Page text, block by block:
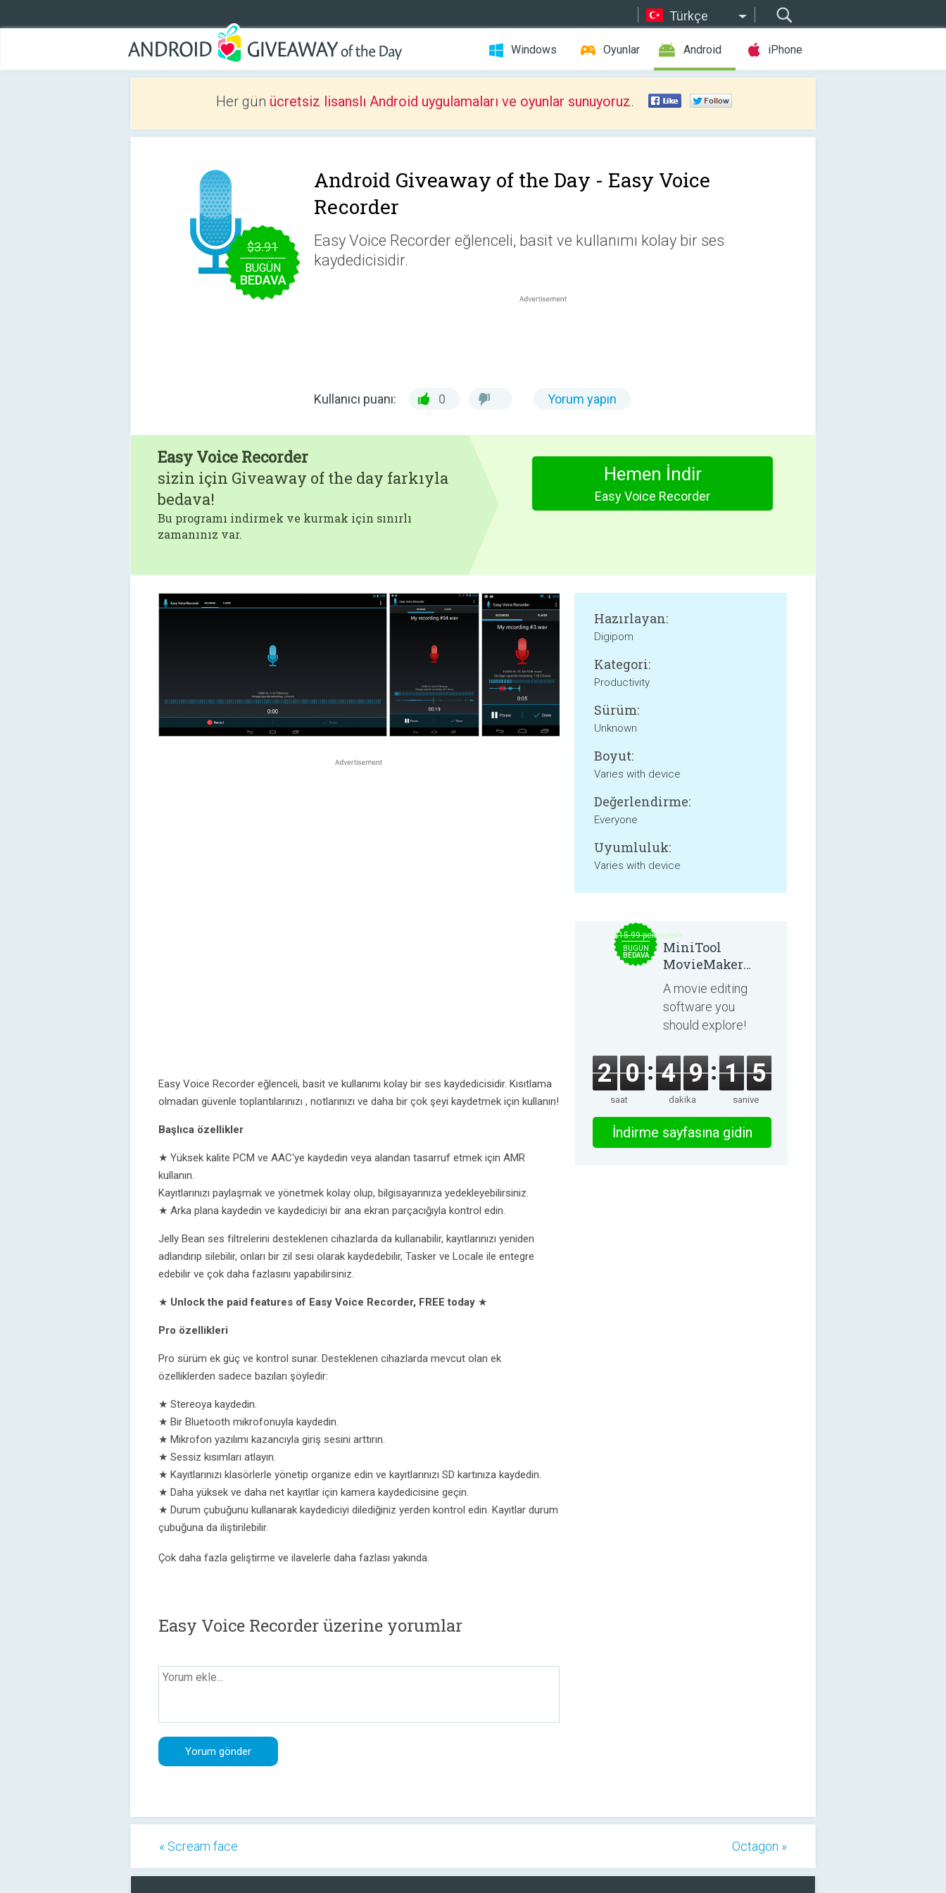
Türkçe
Windows Oyunlar Android iPhone
Her gün ücretsiz lisanslı Android uygulamaları ve oyunlar sunuyoruz.
$3.91
BUGÜN
BEDAVA
Android Giveaway of the Day - Easy Voice
Recorder
Easy Voice Recorder eğlenceli, basit ve kullanımı kolay bir ses
kaydedicisidir.
Kullanıcı puanı: 0 Yorum yapın
Easy Voice Recorder
sizin için Giveaway of the day farkıyla
bedava!
Bu programı indirmek ve kurmak için sınırlı
zamanınız var.
Hemen İndir
Easy Voice Recorder
Easy Voice Recorder eğlenceli, basit ve kullanımı kolay bir ses kaydedicisidir. Kısıtlama
olmadan güvenle toplantılarınızı , notlarınızı ve daha bir çok şeyi kaydetmek için kullanın!
Başlıca özellikler
★ Yüksek kalite PCM ve AAC'ye kaydedin veya alandan tasarruf etmek için AMR
kullanın.
Kayıtlarınızı paylaşmak ve yönetmek kolay olup, bilgisayarınıza yedekleyebilirsiniz.
★ Arka plana kaydedin ve kaydediciyi bir ana ekran parçacığıyla kontrol edin.
Jelly Bean ses filtrelerini desteklenen cihazlarda da kullanabilir, kayıtlarınızı yeniden
adlandırıp silebilir, onları bir zil sesi olarak kaydedebilir, Tasker ve Locale ile entegre
edebilir ve çok daha fazlasını yapabilirsiniz.
★ Unlock the paid features of Easy Voice Recorder, FREE today ★
Pro özellikleri
Pro sürüm ek güç ve kontrol sunar. Desteklenen cihazlarda mevcut olan ek
özelliklerden sadece bazıları şöyledir:
★ Stereoya kaydedin.
★ Bir Bluetooth mikrofonuyla kaydedin.
★ Mikrofon yazılımı kazancıyla giriş sesini arttırın.
★ Sessiz kısımları atlayın.
★ Kayıtlarınızı klasörlerle yönetip organize edin ve kayıtlarınızı SD kartınıza kaydedin.
★ Daha yüksek ve daha net kayıtlar için kamera kaydedicisine geçin.
★ Durum çubuğunu kullanarak kaydediciyi dilediğiniz yerden kontrol edin. Kayıtlar durum
çubuğuna da iliştirilebilir.
Çok daha fazla geliştirme ve ilavelerle daha fazlası yakında.
Hazırlayan:
Digipom
Kategori:
Productivity
Sürüm:
Unknown
Boyut:
Varies with device
Değerlendirme:
Everyone
Uyumluluk:
Varies with device
Easy Voice Recorder üzerine yorumlar
$15.99 per month
BUGÜN
BEDAVA
MiniTool
MovieMaker
8.8.0
A movie editing
software you
should explore!
2 0
saat
4 9
dakika
1 5
saniye
İndirme sayfasına gidin
« Scream face Octagon »